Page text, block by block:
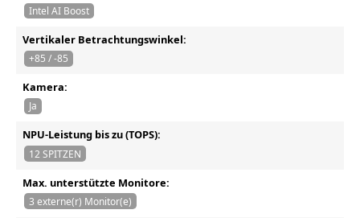
Intel AI Boost
Vertikaler Betrachtungswinkel:
+85 / -85
Kamera:
Ja
NPU-Leistung bis zu (TOPS):
12 SPITZEN
Max. unterstützte Monitore:
3 externe(r) Monitor(e)